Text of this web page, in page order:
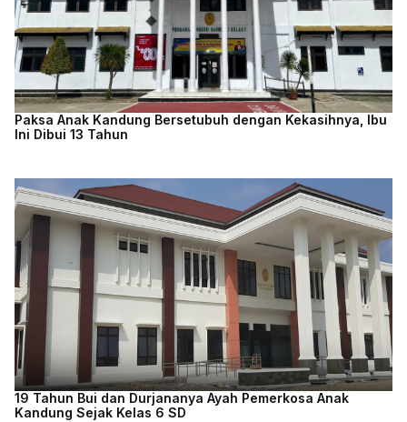
Paksa Anak Kandung Bersetubuh dengan Kekasihnya, Ibu
Ini Dibui 13 Tahun
19 Tahun Bui dan Durjananya Ayah Pemerkosa Anak
Kandung Sejak Kelas 6 SD